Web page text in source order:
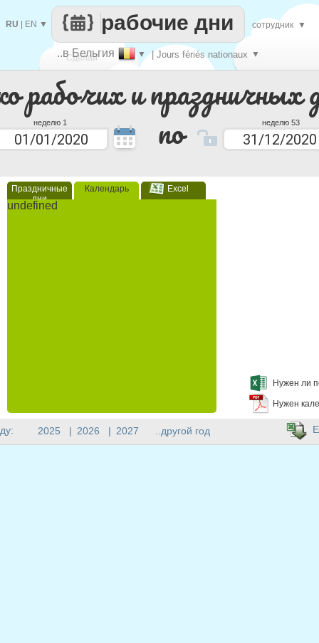
рабочих и праздничных
неделю 1 по неделю 53
Праздничные
дни
Календарь Excel
undefined
Нужен ли
Нужен
Сделай
каждый
..в Бельгия ▼ | Jours fériés nationaux ▼
рабочие дни
RU EN ▼ сотрудник ▼
2025 | 2026 | 2027 ..другой год